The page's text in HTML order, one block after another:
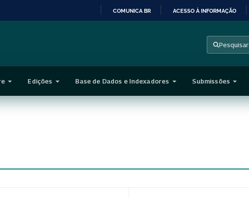
CONTEÚDO
COMUNICA BR ACESSO À INFORMAÇÃO
Pesquisar
Edições Base de Dados e Indexadores Submissões